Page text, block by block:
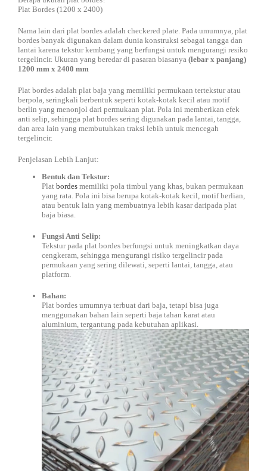
Plat Bordes (1200 x 2400)
Nama lain dari plat bordes adalah checkered plate. Pada umumnya, plat
bordes banyak digunakan dalam dunia konstruksi sebagai tangga dan
lantai karena tekstur kembang yang berfungsi untuk mengurangi resiko
tergelincir. Ukuran yang beredar di pasaran biasanya (lebar x panjang)
1200 mm x 2400 mm
Plat bordes adalah plat baja yang memiliki permukaan tertekstur atau
berpola, seringkali berbentuk seperti kotak-kotak kecil atau motif
berlin yang menonjol dari permukaan plat. Pola ini memberikan efek
anti selip, sehingga plat bordes sering digunakan pada lantai, tangga,
dan area lain yang membutuhkan traksi lebih untuk mencegah
tergelincir.
Penjelasan Lebih Lanjut:
Bentuk dan Tekstur:
Plat bordes memiliki pola timbul yang khas, bukan permukaan
yang rata. Pola ini bisa berupa kotak-kotak kecil, motif berlian,
atau bentuk lain yang membuatnya lebih kasar daripada plat
baja biasa.
Fungsi Anti Selip:
Tekstur pada plat bordes berfungsi untuk meningkatkan daya
cengkeram, sehingga mengurangi risiko tergelincir pada
permukaan yang sering dilewati, seperti lantai, tangga, atau
platform.
Bahan:
Plat bordes umumnya terbuat dari baja, tetapi bisa juga
menggunakan bahan lain seperti baja tahan karat atau
aluminium, tergantung pada kebutuhan aplikasi.